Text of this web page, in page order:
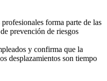
forma parte de las
prevención de riesgos
y confirma que la
desplazamientos son tiempo